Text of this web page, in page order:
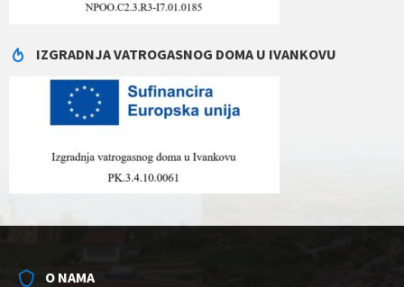
IZGRADNJA VATROGASNOG DOMA U IVANKOVU
O NAMA